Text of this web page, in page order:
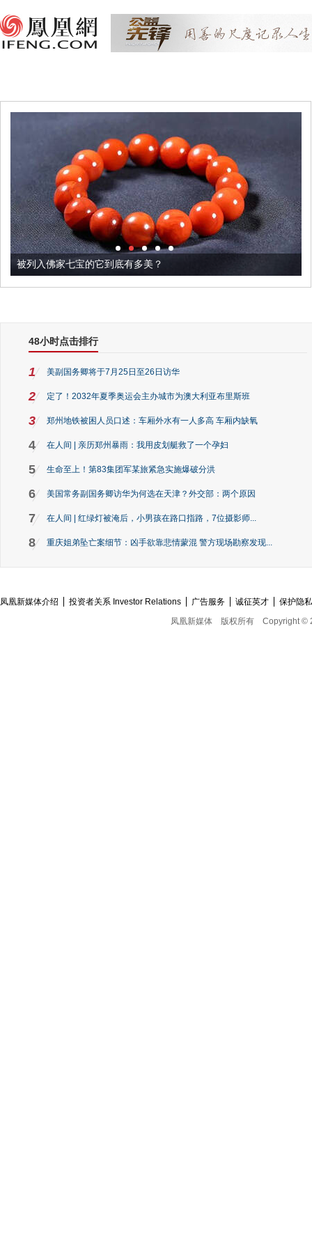
被列入佛家七宝的它到底有多美？
48小时点击排行
1 美副国务卿将于7月25日至26日访华
2 定了！2032年夏季奥运会主办城市为澳大利亚布里斯班
3 郑州地铁被困人员口述：车厢外水有一人多高 车厢内缺氧
4 在人间 | 亲历郑州暴雨：我用皮划艇救了一个孕妇
5 生命至上！第83集团军某旅紧急实施爆破分洪
6 美国常务副国务卿访华为何选在天津？外交部：两个原因
7 在人间 | 红绿灯被淹后，小男孩在路口指路，7位摄影师...
8 重庆姐弟坠亡案细节：凶手欲靠悲情蒙混 警方现场勘察发现...
凤凰新媒体介绍 投资者关系 Investor Relations 广告服务 诚征英才
保护隐
凤凰新媒体
版权所有 Copyright ©